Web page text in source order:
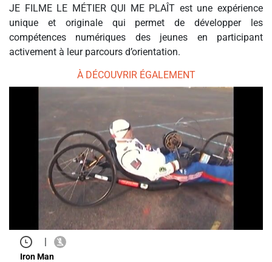
JE FILME LE MÉTIER QUI ME PLAÎT est une expérience
unique et originale qui permet de développer les
compétences numériques des jeunes en participant
activement à leur parcours d’orientation.
À DÉCOUVRIR ÉGALEMENT
|
Iron Man